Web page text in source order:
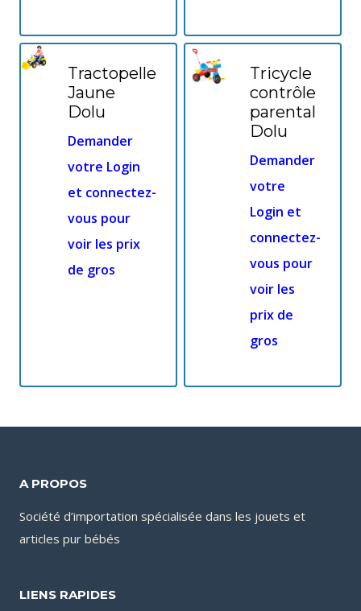
Tractopelle
Jaune
Dolu
Demander
votre Login
et connectez-
vous pour
voir les prix
de gros
Tricycle
contrôle
parental
Dolu
Demander
votre
Login et
connectez-
vous pour
voir les
prix de
gros
A PROPOS
Société d’importation spécialisée dans les jouets et
articles pur bébés
LIENS RAPIDES